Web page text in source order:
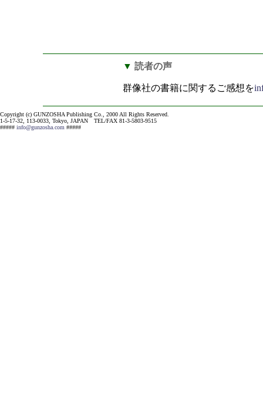
▼ 読者の声
群像社の書籍に関するご感想を
Copyright (c) GUNZOSHA Publishing Co., 2000 All Rights Reserved.
1-5-17-32, 113-0033, Tokyo, JAPAN TEL/FAX 81-3-5803-9515
##### info@gunzosha.com #####